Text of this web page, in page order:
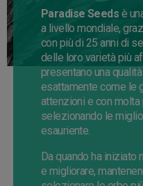
Paradise Seeds è
a livello mondiale,
con più di 25 anni di
delle loro varietà più
presentano una
esattamente come le
attenzioni e con
selezionando le
esauriente.
Da quando ha
e migliorare,